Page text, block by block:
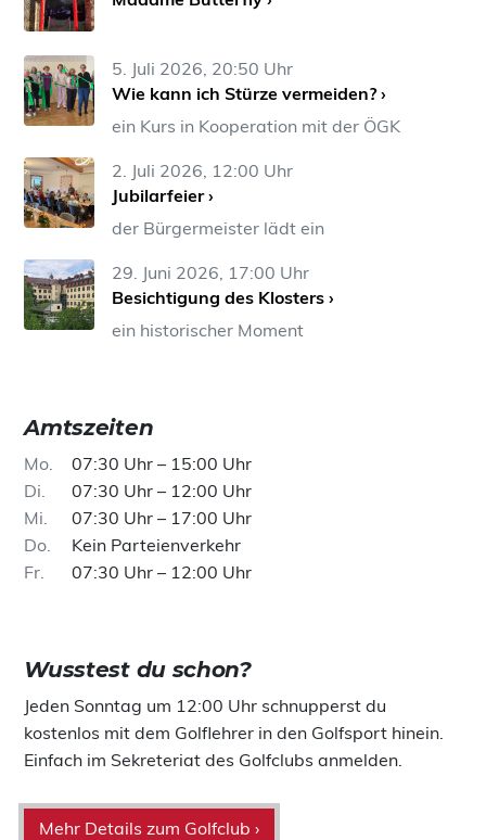
5. Juli 2026, 20:50 Uhr
Wie kann ich Stürze vermeiden? ›
ein Kurs in Kooperation mit der ÖGK
2. Juli 2026, 12:00 Uhr
Jubilarfeier ›
der Bürgermeister lädt ein
29. Juni 2026, 17:00 Uhr
Besichtigung des Klosters ›
ein historischer Moment
Amtszeiten
Mo
07:30 Uhr – 15:00 Uhr
Di
07:30 Uhr – 12:00 Uhr
Mi
07:30 Uhr – 17:00 Uhr
Do
Kein Parteienverkehr
Fr
07:30 Uhr – 12:00 Uhr
Wusstest du schon?
Jeden Sonntag um 12:00 Uhr schnupperst du
kostenlos mit dem Golflehrer in den Golfsport hinein.
Einfach im Sekreteriat des Golfclubs anmelden.
Mehr Details zum Golfclub ›